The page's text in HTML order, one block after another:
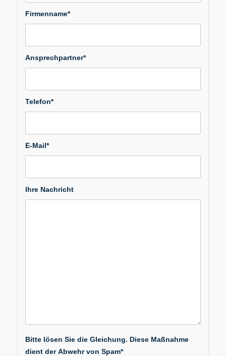
leer.
Firmenname*
Ansprechpartner*
Telefon*
E-Mail*
Ihre Nachricht
Bitte lösen Sie die Gleichung. Diese Maßnahme
dient der Abwehr von Spam*